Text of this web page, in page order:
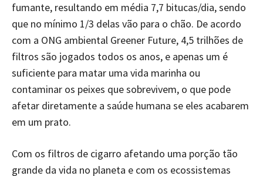
fumante, resultando em média 7,7 bitucas/dia, sendo
que no mínimo 1/3 delas vão para o chão. De acordo
com a ONG ambiental Greener Future, 4,5 trilhões de
filtros são jogados todos os anos, e apenas um é
suficiente para matar uma vida marinha ou
contaminar os peixes que sobrevivem, o que pode
afetar diretamente a saúde humana se eles acabarem
em um prato.
Com os filtros de cigarro afetando uma porção tão
grande da vida no planeta e com os ecossistemas